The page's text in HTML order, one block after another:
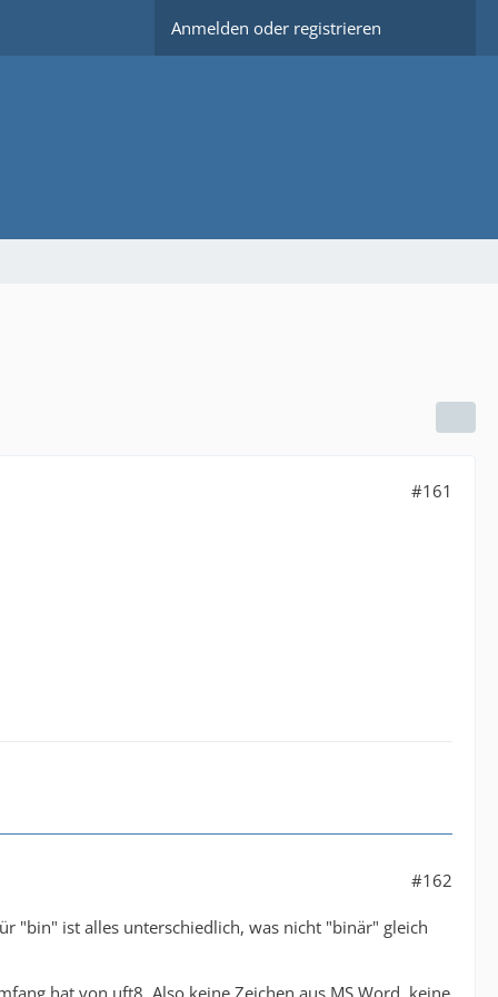
Anmelden oder registrieren
#161
#162
"bin" ist alles unterschiedlich, was nicht "binär" gleich
hat von uft8. Also keine Zeichen aus MS Word, keine